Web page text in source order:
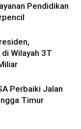
Pendidikan
Wilayah 3T
Perbaiki Jalan
Timur